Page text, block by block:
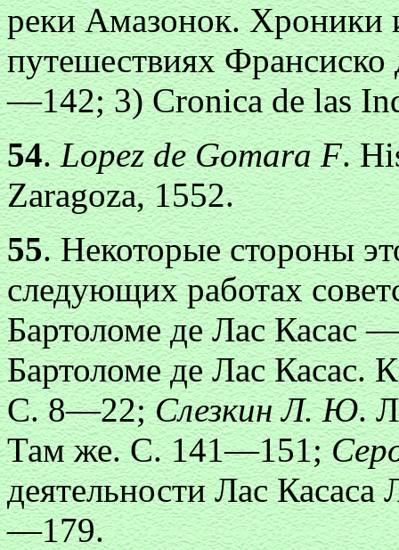
реки Амазонок. Хроники
путешествиях
—142; 3) Cronica de las
54.Lopez de Gomara F.
Zaragoza, 1552.
55. Некоторые стороны
следующих работах
Бартоломе де Лас Касас
Бартоломе де Лас Касас.
С. 8—22;Слезкин Л. Ю.
Там же. С. 141—151;
деятельности Лас
—179.